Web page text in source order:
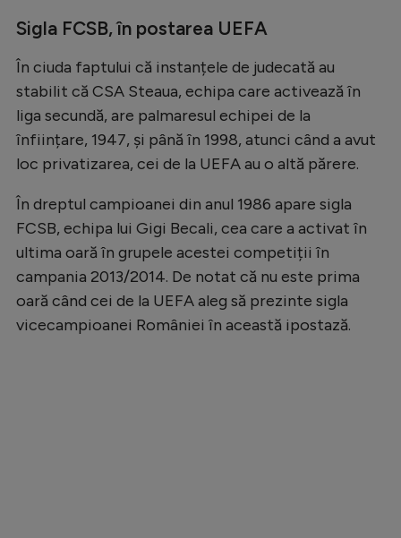
Tenis
Handbal
Natație
Formula 1
Gimnastică
Rugby
Ciclism
JO 2024
Sigla FCSB, în postarea UEFA
În ciuda faptului că instanțele de judecată au
stabilit că CSA Steaua, echipa care activează în
liga secundă, are palmaresul echipei de la
înființare, 1947, și până în 1998, atunci când a avut
loc privatizarea, cei de la UEFA au o altă părere.
În dreptul campioanei din anul 1986 apare sigla
FCSB, echipa lui Gigi Becali, cea care a activat în
ultima oară în grupele acestei competiții în
campania 2013/2014. De notat că nu este prima
oară când cei de la UEFA aleg să prezinte sigla
vicecampioanei României în această ipostază.